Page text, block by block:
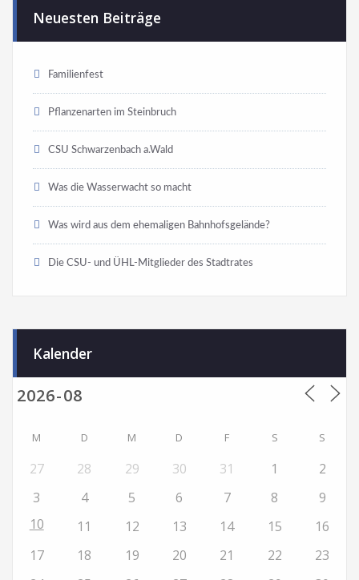
Neuesten Beiträge
Familienfest
Pflanzenarten im Steinbruch
CSU Schwarzenbach a.Wald
Was die Wasserwacht so macht
Was wird aus dem ehemaligen Bahnhofsgelände?
Die CSU- und ÜHL-Mitglieder des Stadtrates
Kalender
M D M D F S S
27 28 29 30 31 1
2
3
4 5 6 7 8
9
10
11 12 13 14 15
16
17
18 19 20 21 22
23